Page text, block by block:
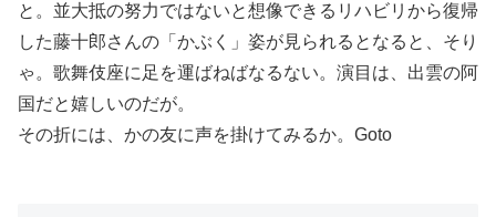
と。並大抵の努力ではないと想像できるリハビリから復帰
した藤十郎さんの「かぶく」姿が見られるとなると、そり
ゃ。歌舞伎座に足を運ばねばなるない。演目は、出雲の阿
国だと嬉しいのだが。
その折には、かの友に声を掛けてみるか。Goto